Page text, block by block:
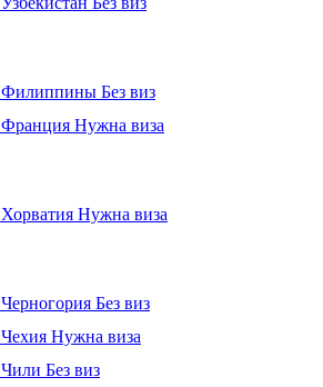
Филиппины Без виз
Франция Нужна виза
Хорватия Нужна виза
Черногория Без виз
Чехия Нужна виза
Чили Без виз